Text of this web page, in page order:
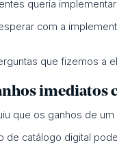
queria
com a
que fizemos a
imediatos
que os ganhos de
de catálogo digital